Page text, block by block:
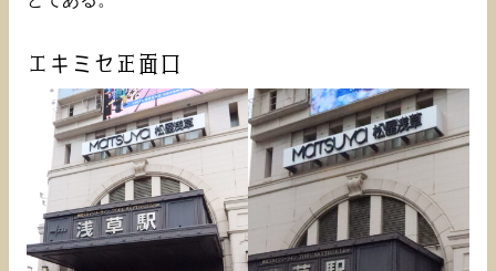
エキミセ正面口